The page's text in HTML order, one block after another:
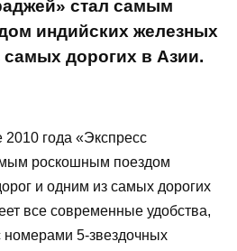
стал самым
индийских железных
дорогих в Азии.
года «Экспресс
роскошным поездом
и одним из самых дорогих
все современные удобства,
номерами 5-звездочных